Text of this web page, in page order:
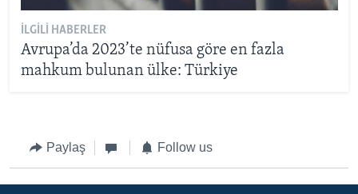
İLGILI HABERLER
Avrupa’da 2023’te nüfusa göre en fazla
mahkum bulunan ülke: Türkiye
Paylaş Follow us